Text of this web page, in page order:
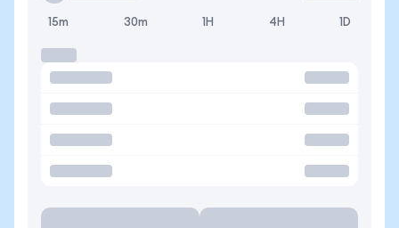
15m 30m 1H 4H 1D